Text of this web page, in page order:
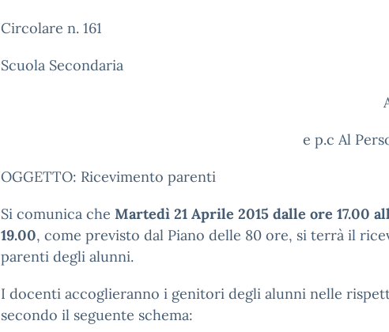
Circolare n. 161
Scuola Secondaria
Ai
e p.c Al
OGGETTO: Ricevimento parenti
Si comunica che Martedì 21 Aprile 2015 dalle ore 17.00
19.00, come previsto dal Piano delle 80 ore, si terrà il
parenti degli alunni.
I docenti accoglieranno i genitori degli alunni nelle
secondo il seguente schema: